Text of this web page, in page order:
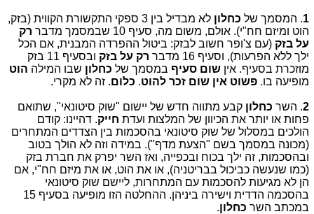
1. המסמך של כחלון
לא מבדיל בין 3 ספקי התקשורת הקווית (בזק,
הוט ומיזם חח"י). אולם, משום מה, סעיף 10 שבמסמך מדבר
רק
על בזק (עם צ'ופר חשוב לבזק: ביטול ההפרדה המבנית, אם הכל
ילך ללא הפרעות), וסעיף 16 מדבר
רק על בזק
ובסעיף 11 בזק
מוזכרת בסעיף. אין שום סעיף במסמך של כחלון שבו המילה הוט
מופיעה בו. פשוט אין שום זכר להוט. כלום. זה לא מקרי.
2. השר כחלון קבע מתווה חדש של יישום "שוק סיטונאי", שתואם
פחות או יותר את הכיוון של המלצות ועדת חייק. דהיינו: קודם
הולכים במסלול של שוק סיטונאי בהסכמות בין הצדדים המתחרים
(מכונה במסמך בשם "הצעת מדף"). במידה וזה לא הולך בטוב
ובהסכמות, זה ילך בכוח ובכפייה, ואז השר יפרק את חברת בזק
(כמו שנעשה כביכול בבריטניה), או את הוט, או את מיזם חח"י, אם
הן לא מגיעות להסכמות עם המתחרות, ליישם שוק סיטונאי
בהסכמה הדדית וישירה ביניהן. ההחלטה הזו מופיעה בסעיף 15
במכתב השר כחלון.